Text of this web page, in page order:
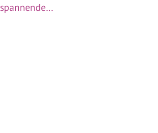
spannende…